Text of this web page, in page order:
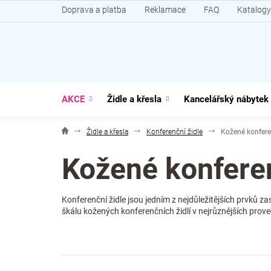
na
Doprava a platba Reklamace FAQ Katalogy
AKCE Židle a křesla Kancelářský nábytek
Židle a křesla Konferenční židle Kožené
Kožené
Konferenční židle jsou jedním z nejdůležitějších prvků
škálu kožených konferenčních židlí v nejrůznějších